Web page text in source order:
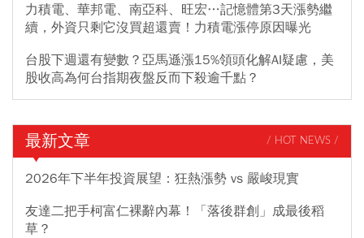
力積電、華邦電、南亞科、旺宏…記憶體第3天漲勢繼
續，外資只剩它沒買超還賣！力積電漲停原因曝光
台股下週還有變數？亞馬遜漲15%領頭化解AI疑慮，美
股收高為何台指期夜盤反而下殺逾千點？
最新文章 / HOT NEWS /
2026年下半年投資展望：狂熱漲勢 vs 嚴峻現實
友達二把手柯富仁裸辭內幕！「落後群創」成最後稻
草？